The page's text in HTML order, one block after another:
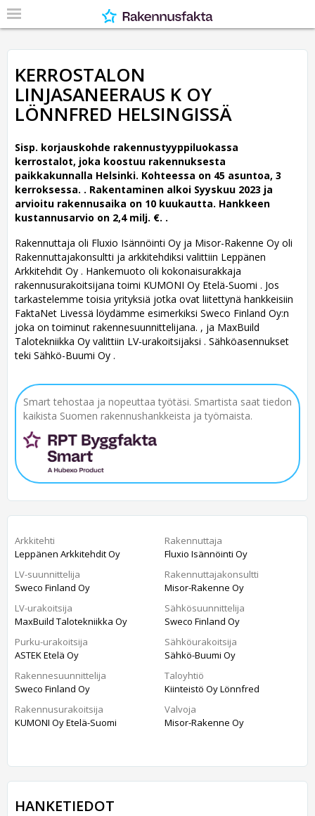
KERROSTALON
LINJASANEERAUS K OY
LÖNNFRED HELSINGISSÄ
Sisp. korjauskohde rakennustyyppiluokassa
kerrostalot, joka koostuu rakennuksesta
paikkakunnalla Helsinki. Kohteessa on 45 asuntoa, 3
kerroksessa. . Rakentaminen alkoi Syyskuu 2023 ja
arvioitu rakennusaika on 10 kuukautta. Hankkeen
kustannusarvio on 2,4 milj. €. .
Rakennuttaja oli Fluxio Isännöinti Oy ja Misor-Rakenne Oy oli
Rakennuttajakonsultti ja arkkitehdiksi valittiin Leppänen
Arkkitehdit Oy . Hankemuoto oli kokonaisurakkaja
rakennusurakoitsijana toimi KUMONI Oy Etelä-Suomi . Jos
tarkastelemme toisia yrityksiä jotka ovat liitettynä hankkeisiin
FaktaNet Livessä löydämme esimerkiksi Sweco Finland Oy:n
joka on toiminut rakennesuunnittelijana. , ja MaxBuild
Talotekniikka Oy valittiin LV-urakoitsijaksi . Sähköasennukset
teki Sähkö-Buumi Oy .
Smart tehostaa ja nopeuttaa työtäsi. Smartista saat tiedon
kaikista Suomen rakennushankkeista ja työmaista.
Arkkitehti
Leppänen Arkkitehdit Oy
LV-suunnittelija
Sweco Finland Oy
LV-urakoitsija
MaxBuild Talotekniikka Oy
Purku-urakoitsija
ASTEK Etelä Oy
Rakennesuunnittelija
Sweco Finland Oy
Rakennusurakoitsija
KUMONI Oy Etelä-Suomi
Rakennuttaja
Fluxio Isännöinti Oy
Rakennuttajakonsultti
Misor-Rakenne Oy
Sähkösuunnittelija
Sweco Finland Oy
Sähköurakoitsija
Sähkö-Buumi Oy
Taloyhtiö
Kiinteistö Oy Lönnfred
Valvoja
Misor-Rakenne Oy
HANKETIEDOT